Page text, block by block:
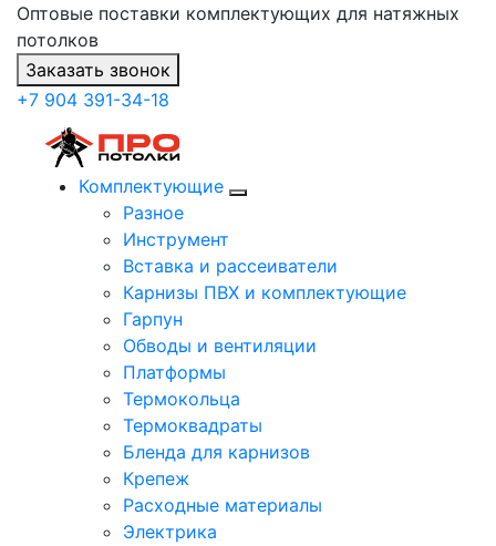
Оптовые поставки комплектующих для натяжных
потолков
Заказать звонок
+7 904 391-34-18
Комплектующие
Разное
Инструмент
Вставка и рассеиватели
Карнизы ПВХ и комплектующие
Гарпун
Обводы и вентиляции
Платформы
Термокольца
Термоквадраты
Бленда для карнизов
Крепеж
Расходные материалы
Электрика